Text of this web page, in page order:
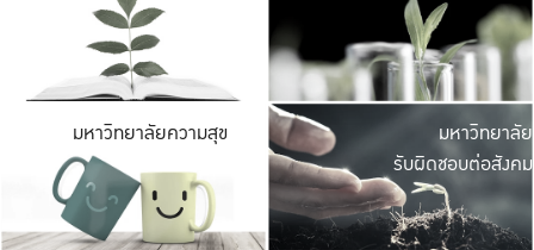
มีพื้นที่เขียวสดใส
เป็นป่าในเมือง เกษต
มหาวิทยาลัยความสุข มหาวิ
ค
เปิดประ
และพบเรื่องราวใ
มหาวิทยาลัย
รับผิดชอบต่อสังคม